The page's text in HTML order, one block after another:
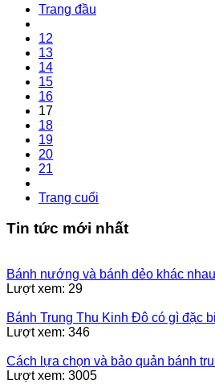
Trang đầu
12
13
14
15
16
17
18
19
20
21
Trang cuối
Tin tức mới nhất
Bánh nướng và bánh dẻo khác
Lượt xem: 29
Bánh Trung Thu Kinh Đô có gì đặc
Lượt xem: 346
Cách lựa chọn và bảo quản bánh
Lượt xem: 3005